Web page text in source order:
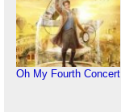
Oh My Fourth Concert